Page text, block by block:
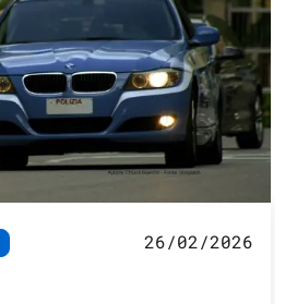
26/02/2026